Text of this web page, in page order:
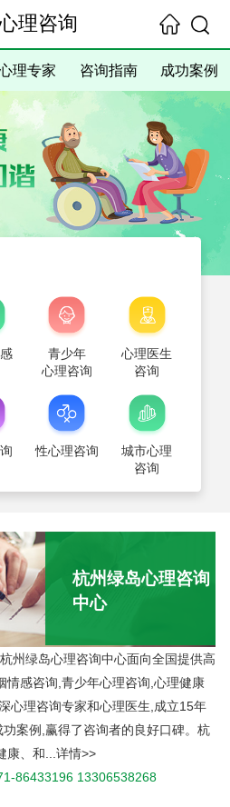
理咨询
理专家 咨询指南 成功案例
青少年
心理咨询
心理医生
咨询
性心理咨询
城市心理
咨询
杭州绿岛心理咨询
中心
州绿岛心理咨询中心面向全国提供高
情感咨询,青少年心理咨询,心理健康
心理咨询专家和心理医生,成立15年
案例,赢得了咨询者的良好口碑。杭
、和... 详情>>
86433196 13306538268